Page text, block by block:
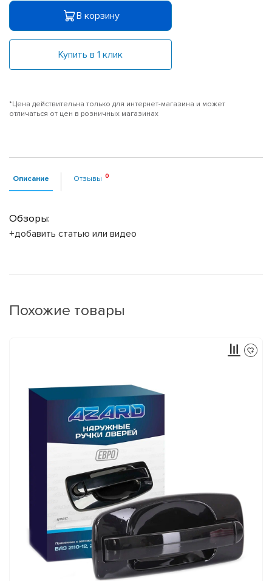
В корзину
Купить в 1 клик
*Цена действительна только для интернет-магазина и может
отличаться от цен в розничных магазинах
Описание Отзывы
Обзоры:
+добавить статью или видео
Похожие товары